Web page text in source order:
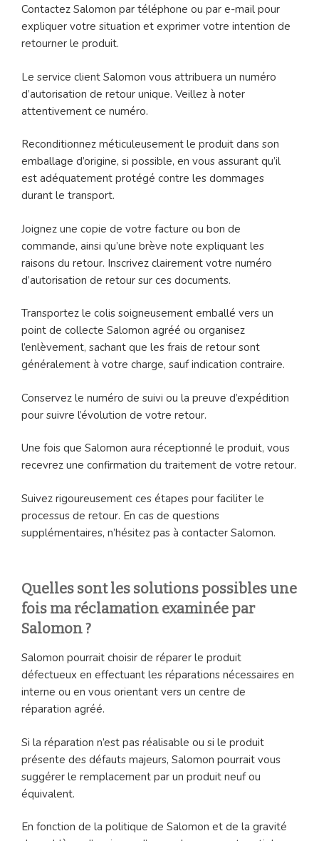
Contactez Salomon par téléphone ou par e-mail pour
expliquer votre situation et exprimer votre intention de
retourner le produit.
Le service client Salomon vous attribuera un numéro
d’autorisation de retour unique. Veillez à noter
attentivement ce numéro.
Reconditionnez méticuleusement le produit dans son
emballage d’origine, si possible, en vous assurant qu’il
est adéquatement protégé contre les dommages
durant le transport.
Joignez une copie de votre facture ou bon de
commande, ainsi qu’une brève note expliquant les
raisons du retour. Inscrivez clairement votre numéro
d’autorisation de retour sur ces documents.
Transportez le colis soigneusement emballé vers un
point de collecte Salomon agréé ou organisez
l’enlèvement, sachant que les frais de retour sont
généralement à votre charge, sauf indication contraire.
Conservez le numéro de suivi ou la preuve d’expédition
pour suivre l’évolution de votre retour.
Une fois que Salomon aura réceptionné le produit, vous
recevrez une confirmation du traitement de votre retour.
Suivez rigoureusement ces étapes pour faciliter le
processus de retour. En cas de questions
supplémentaires, n’hésitez pas à contacter Salomon.
Quelles sont les solutions possibles une
fois ma réclamation examinée par
Salomon ?
Salomon pourrait choisir de réparer le produit
défectueux en effectuant les réparations nécessaires en
interne ou en vous orientant vers un centre de
réparation agréé.
Si la réparation n’est pas réalisable ou si le produit
présente des défauts majeurs, Salomon pourrait vous
suggérer le remplacement par un produit neuf ou
équivalent.
En fonction de la politique de Salomon et de la gravité